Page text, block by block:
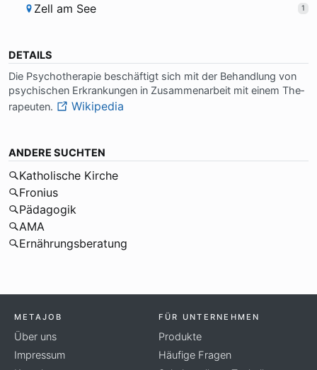
Zell am See 1
DETAILS
Die Psy­cho­the­ra­pie be­schäf­tigt sich mit der Be­hand­lung von
psy­chi­schen Er­kran­kun­gen in Zu­sam­men­ar­beit mit ei­nem The­
ra­peu­ten.
Wikipedia
ANDERE SUCHTEN
Katholische Kirche
Fronius
Pädagogik
AMA
Ernährungsberatung
METAJOB
Über uns
Impressum
FÜR UNTERNEHMEN
Produkte
Häufige Fragen